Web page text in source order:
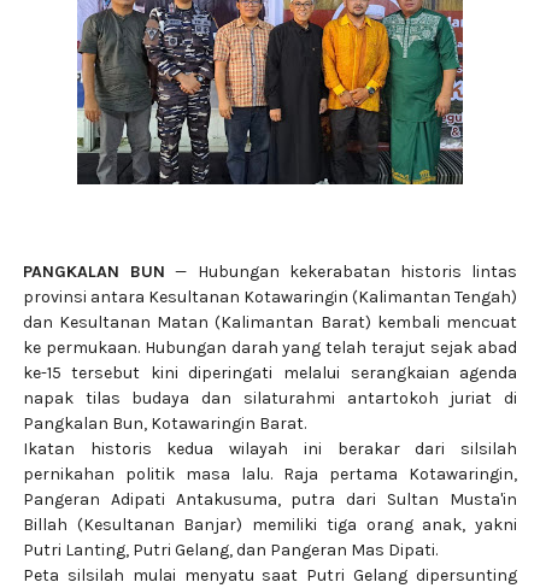
PANGKALAN BUN — Hubungan kekerabatan historis lintas
provinsi antara Kesultanan Kotawaringin (Kalimantan Tengah)
dan Kesultanan Matan (Kalimantan Barat) kembali mencuat
ke permukaan. Hubungan darah yang telah terajut sejak abad
ke-15 tersebut kini diperingati melalui serangkaian agenda
napak tilas budaya dan silaturahmi antartokoh juriat di
Pangkalan Bun, Kotawaringin Barat.
Ikatan historis kedua wilayah ini berakar dari silsilah
pernikahan politik masa lalu. Raja pertama Kotawaringin,
Pangeran Adipati Antakusuma, putra dari Sultan Musta'in
Billah (Kesultanan Banjar) memiliki tiga orang anak, yakni
Putri Lanting, Putri Gelang, dan Pangeran Mas Dipati.
Peta silsilah mulai menyatu saat Putri Gelang dipersunting